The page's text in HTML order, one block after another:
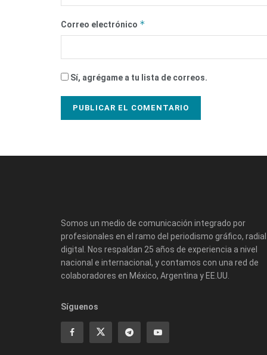
Correo electrónico *
Sí, agrégame a tu lista de correos.
Somos un medio de comunicación integrado por
profesionales en el ramo del periodismo gráfico,
digital. Nos respaldan 25 años de experiencia a nivel
nacional e internacional, y contamos con una red de
colaboradores en México, Argentina y EE.UU.
Síguenos